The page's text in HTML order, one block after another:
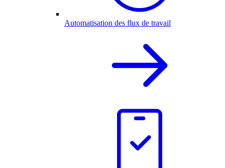
Automatisation des flux de travail